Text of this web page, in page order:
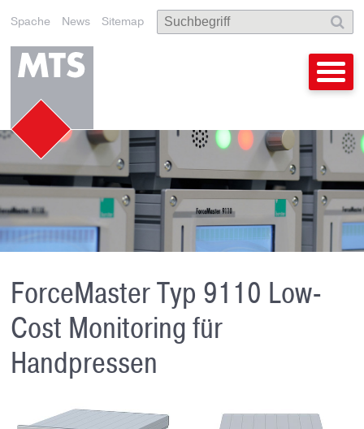
Spache News Sitemap
ForceMaster Typ 9110 Low-
Cost Monitoring für
Handpressen